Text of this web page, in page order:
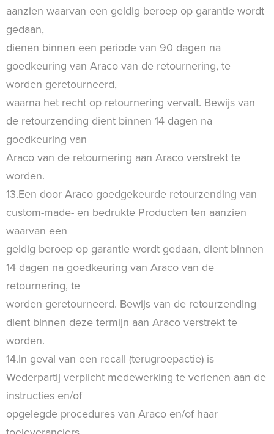
aanzien waarvan een geldig beroep op garantie wordt
gedaan,
dienen binnen een periode van 90 dagen na
goedkeuring van Araco van de retournering, te
worden geretourneerd,
waarna het recht op retournering vervalt. Bewijs van
de retourzending dient binnen 14 dagen na
goedkeuring van
Araco van de retournering aan Araco verstrekt te
worden.
13.Een door Araco goedgekeurde retourzending van
custom-made- en bedrukte Producten ten aanzien
waarvan een
geldig beroep op garantie wordt gedaan, dient binnen
14 dagen na goedkeuring van Araco van de
retournering, te
worden geretourneerd. Bewijs van de retourzending
dient binnen deze termijn aan Araco verstrekt te
worden.
14.In geval van een recall (terugroepactie) is
Wederpartij verplicht medewerking te verlenen aan de
instructies en/of
opgelegde procedures van Araco en/of haar